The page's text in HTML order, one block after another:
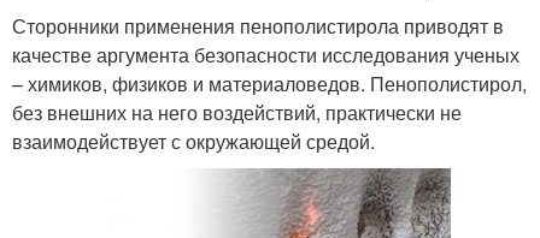
Сторонники применения пенополистирола приводят в
качестве аргумента безопасности исследования ученых
– химиков, физиков и материаловедов. Пенополистирол,
без внешних на него воздействий, практически не
взаимодействует с окружающей средой.